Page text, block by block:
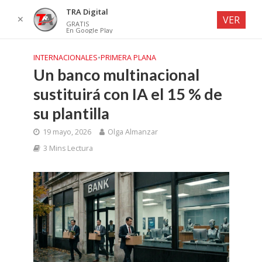
INTERNACIONALES•PRIMERA PLANA
Un banco multinacional
sustituirá con IA el 15 % de
su plantilla
19 mayo, 2026
Olga Almanzar
3 Mins Lectura
✕
TRA Digital
GRATIS
En Google Play
VER